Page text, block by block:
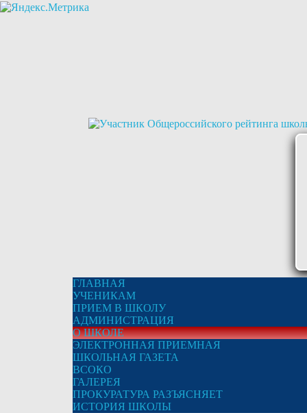
ГЛАВНАЯ
УЧЕНИКАМ
ПРИЕМ В ШКОЛУ
АДМИНИСТРАЦИЯ
О ШКОЛЕ
ЭЛЕКТРОННАЯ ПРИЕМНАЯ
ШКОЛЬНАЯ ГАЗЕТА
ВСОКО
ГАЛЕРЕЯ
ПРОКУРАТУРА РАЗЪЯСНЯЕТ
ИСТОРИЯ ШКОЛЫ